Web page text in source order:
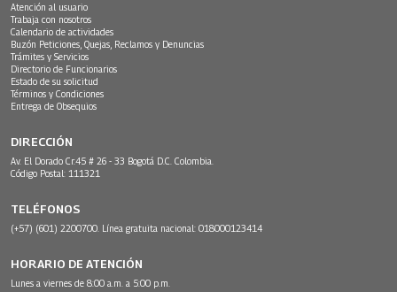
Atención al usuario
Trabaja con nosotros
Calendario de actividades
Buzón Peticiones, Quejas, Reclamos y Denuncias
Trámites y Servicios
Directorio de Funcionarios
Estado de su solicitud
Términos y Condiciones
Entrega de Obsequios
DIRECCIÓN
Av. El Dorado Cr.45 # 26 - 33 Bogotá D.C. Colombia.
Código Postal: 111321
TELÉFONOS
(+57) (601) 2200700. Línea gratuita nacional: 018000123414
HORARIO DE ATENCIÓN
Lunes a viernes de 8:00 a.m. a 5:00 p.m.